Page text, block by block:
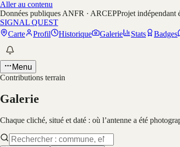
Aller au contenu
Données publiques ANFR · ARCEPProjet indépendant
SIGNAL QUEST
Carte
Profil Historique Galerie Stats Badges
Menu
Contributions terrain
Galerie
Chaque cliché, situé et daté : où l’antenne a été